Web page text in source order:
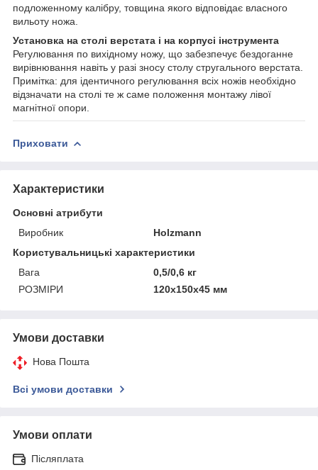
подложенному калібру, товщина якого відповідає власного
вильоту ножа.
Установка на столі верстата і на корпусі інструмента
Регулювання по вихідному ножу, що забезпечує бездоганне
вирівнювання навіть у разі зносу столу стругального верстата.
Примітка: для ідентичного регулювання всіх ножів необхідно
відзначати на столі те ж саме положення монтажу лівої
магнітної опори.
Приховати
Характеристики
Основні атрибути
Виробник
Holzmann
Користувальницькі характеристики
Вага
0,5/0,6 кг
РОЗМІРИ
120x150x45 мм
Умови доставки
Нова Пошта
Всі умови доставки
Умови оплати
Післяплата